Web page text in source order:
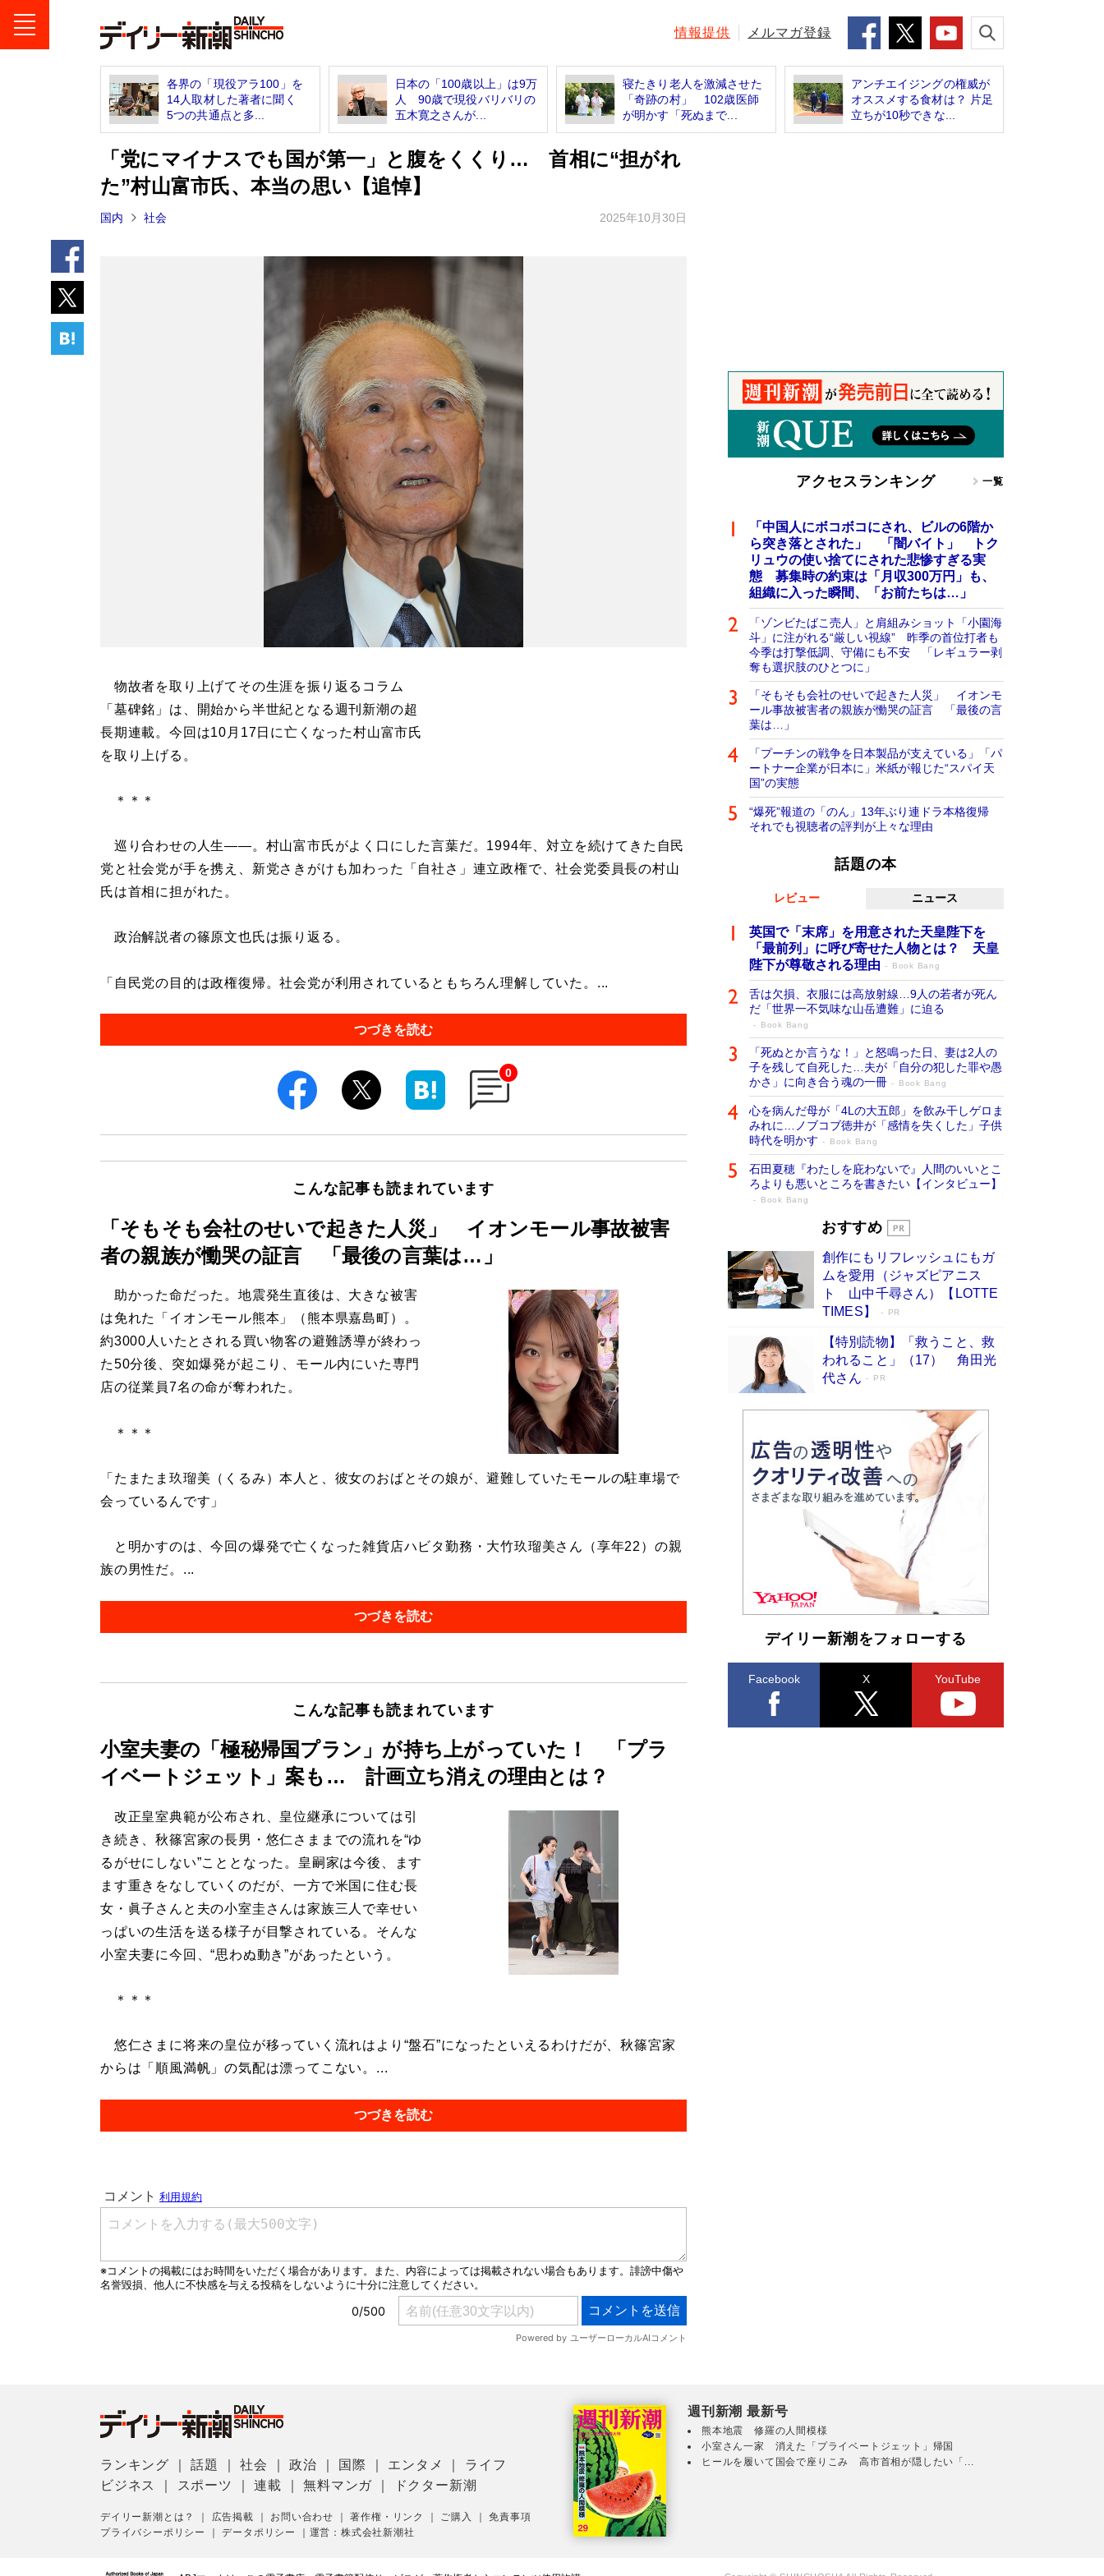
情報提供 メルマガ登録
各界の「現役アラ100」を
14人取材した著者に聞く
5つの共通点と多...
日本の「100歳以上」は9万
人 90歳で現役バリバリの
五木寛之さんが...
寝たきり老人を激減させた
「奇跡の村」 102歳医師
が明かす「死ぬまで...
アンチエイジングの権威が
オススメする食材は？ 片足
立ちが10秒できな...
「党にマイナスでも国が第一」と腹をくくり… 首相に“担がれ
た”村山富市氏、本当の思い【追悼】
国内 社会 2025年10月30日
物故者を取り上げてその生涯を振り返るコラム
「墓碑銘」は、開始から半世紀となる週刊新潮の超
長期連載。今回は10月17日に亡くなった村山富市氏
を取り上げる。
＊＊＊
巡り合わせの人生――。村山富市氏がよく口にした言葉だ。1994年、対立を続けてきた自民
党と社会党が手を携え、新党さきがけも加わった「自社さ」連立政権で、社会党委員長の村山
氏は首相に担がれた。
政治解説者の篠原文也氏は振り返る。
「自民党の目的は政権復帰。社会党が利用されているともちろん理解していた。...
つづきを読む
0
こんな記事も読まれています
「そもそも会社のせいで起きた人災」 イオンモール事故被害
者の親族が慟哭の証言 「最後の言葉は…」
助かった命だった。地震発生直後は、大きな被害
は免れた「イオンモール熊本」（熊本県嘉島町）。
約3000人いたとされる買い物客の避難誘導が終わっ
た50分後、突如爆発が起こり、モール内にいた専門
店の従業員7名の命が奪われた。
＊＊＊
「たまたま玖瑠美（くるみ）本人と、彼女のおばとその娘が、避難していたモールの駐車場で
会っているんです」
と明かすのは、今回の爆発で亡くなった雑貨店ハビタ勤務・大竹玖瑠美さん（享年22）の親
族の男性だ。...
つづきを読む
こんな記事も読まれています
小室夫妻の「極秘帰国プラン」が持ち上がっていた！ 「プラ
イベートジェット」案も… 計画立ち消えの理由とは？
改正皇室典範が公布され、皇位継承については引
き続き、秋篠宮家の長男・悠仁さままでの流れを“ゆ
るがせにしない”こととなった。皇嗣家は今後、ます
ます重きをなしていくのだが、一方で米国に住む長
女・眞子さんと夫の小室圭さんは家族三人で幸せい
っぱいの生活を送る様子が目撃されている。そんな
小室夫妻に今回、“思わぬ動き”があったという。
＊＊＊
悠仁さまに将来の皇位が移っていく流れはより“盤石”になったといえるわけだが、秋篠宮家
からは「順風満帆」の気配は漂ってこない。...
つづきを読む
アクセスランキング 一覧
「中国人にボコボコにされ、ビルの6階か
ら突き落とされた」 「闇バイト」 トク
リュウの使い捨てにされた悲惨すぎる実
態 募集時の約束は「月収300万円」も、
組織に入った瞬間、「お前たちは…」
「ゾンビたばこ売人」と肩組みショット「小園海
斗」に注がれる“厳しい視線” 昨季の首位打者も
今季は打撃低調、守備にも不安 「レギュラー剥
奪も選択肢のひとつに」
「そもそも会社のせいで起きた人災」 イオンモ
ール事故被害者の親族が慟哭の証言 「最後の言
葉は…」
「プーチンの戦争を日本製品が支えている」「パ
ートナー企業が日本に」米紙が報じた“スパイ天
国”の実態
“爆死”報道の「のん」13年ぶり連ドラ本格復帰
それでも視聴者の評判が上々な理由
話題の本
レビュー ニュース
英国で「末席」を用意された天皇陛下を
「最前列」に呼び寄せた人物とは？ 天皇
陛下が尊敬される理由
Book Bang
舌は欠損、衣服には高放射線…9人の若者が死ん
だ「世界一不気味な山岳遭難」に迫る
Book Bang
「死ぬとか言うな！」と怒鳴った日、妻は2人の
子を残して自死した…夫が「自分の犯した罪や愚
かさ」に向き合う魂の一冊
Book Bang
心を病んだ母が「4Lの大五郎」を飲み干しゲロま
みれに…ノブコブ徳井が「感情を失くした」子供
時代を明かす
Book Bang
石田夏穂『わたしを庇わないで』人間のいいとこ
ろよりも悪いところを書きたい【インタビュー】
Book Bang
「叱って伸びるやつは、褒めたらもっと伸
た“人を育てるコツ”…芸への考え方を明か
す
Book Bang
「『火垂るの墓』は、大嘘である」原作者が抱き
続けた“自責の念”とは…「自己憐憫は描きたくな
い」監督が徹底的にこだわったこと（後編） #
戦争の記憶
Book Bang
美輪明宏 晩年の回答を集めた『ほほえんで生き
るための人生相談』がランクイン［エンターテイ
メントベストセラー］
Book Bang
「宇宙兄弟」最終46巻がベストセラー1位 宇宙
開発への関心を押し上げた18年の物語に幕 特装
版には「宇宙で描かれたマンガ」も収録
Book Bang
「不意に涙が出そうに…」高嶋政伸が明かし
た“13歳の娘を暴行する役”への葛藤 インティマ
シーコーディネーターに支えられたNHK『大奥』
Book Bang
おすすめ
創作にもリフレッシュにもガ
ムを愛用（ジャズピアニス
ト 山中千尋さん）【LOTTE
TIMES】
PR
【特別読物】「救うこと、救
われること」（17） 角田光
代さん
PR
デイリー新潮をフォローする
Facebook X YouTube
ランキング ｜話題 ｜社会 ｜政治 国際 エンタメ
ライフ
ビジネス
スポーツ ｜連載 ｜無料マンガ ドクター新潮
デイリー新潮とは？ ｜ 広告掲載 ｜ お問い合わせ ｜著作権・リンク ｜ ご購入 ｜免責事項
プライバシーポリシー
｜データポリシー ｜ 運営：株式会社新潮社
週刊新潮 最新号
熊本地震 修羅の人間模様
小室さん一家 消えた「プライベートジェット」帰国
ヒールを履いて国会で座りこみ 高市首相が隠したい「...